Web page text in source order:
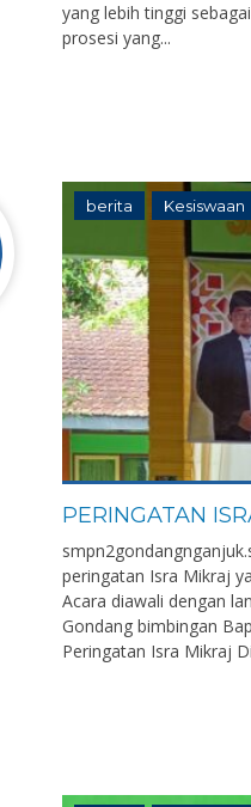
yang lebih tinggi
prosesi yang...
berita Kesiswaan
PERINGATAN
peringatan Isra Mikraj
Acara diawali dengan
Gondang bimbingan
Peringatan Isra Mikraj